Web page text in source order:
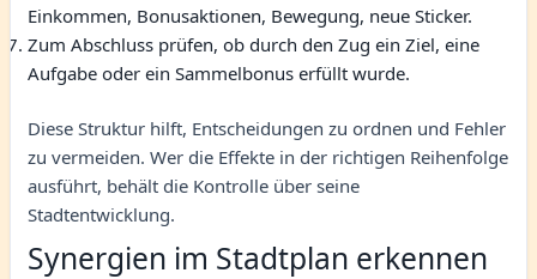
Einkommen, Bonusaktionen, Bewegung, neue Sticker.
Zum Abschluss prüfen, ob durch den Zug ein Ziel, eine
Aufgabe oder ein Sammelbonus erfüllt wurde.
Diese Struktur hilft, Entscheidungen zu ordnen und Fehler
zu vermeiden. Wer die Effekte in der richtigen Reihenfolge
ausführt, behält die Kontrolle über seine
Stadtentwicklung.
Synergien im Stadtplan erkennen